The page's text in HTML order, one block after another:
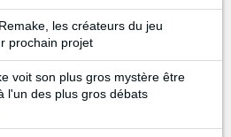
les créateurs du jeu
prochain projet
voit son plus gros mystère être
l'un des plus gros débats